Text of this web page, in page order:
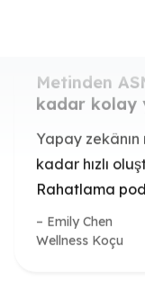
kadar hızlı
Rahatlama
Emily Chen
Wellness Koçu